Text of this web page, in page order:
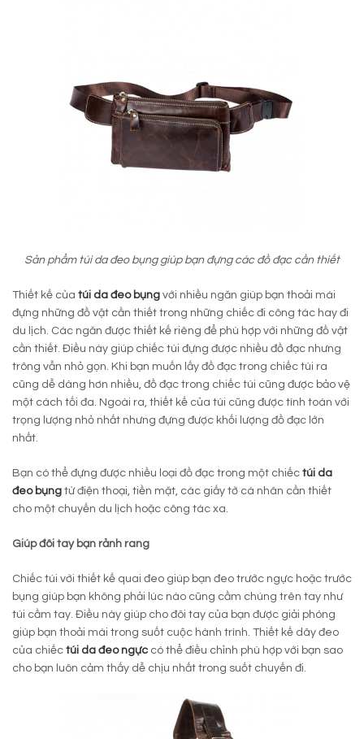
Sản phẩm túi da đeo bụng giúp bạn đựng các đồ đạc cần thiết
Thiết kế của túi da đeo bụng với nhiều ngăn giúp bạn thoải mái
đựng những đồ vật cần thiết trong những chiếc đi công tác hay đi
du lịch. Các ngăn được thiết kế riêng để phù hợp với những đồ vật
cần thiết. Điều này giúp chiếc túi đựng được nhiều đồ đạc nhưng
trông vẫn nhỏ gọn. Khi bạn muốn lấy đồ đạc trong chiếc túi ra
cũng dễ dàng hơn nhiều, đồ đạc trong chiếc túi cũng được bảo vệ
một cách tối đa. Ngoài ra, thiết kế của túi cũng được tính toán với
trọng lượng nhỏ nhất nhưng đựng được khối lượng đồ đạc lớn
nhất.
Bạn có thể đựng được nhiều loại đồ đạc trong một chiếc túi da
đeo bụng từ điện thoại, tiền mặt, các giấy tờ cá nhân cần thiết
cho một chuyến du lịch hoặc công tác xa.
Giúp đôi tay bạn rảnh rang
Chiếc túi với thiết kế quai đeo giúp bạn đeo trước ngực hoặc trước
bụng giúp bạn không phải lúc nào cũng cầm chúng trên tay như
túi cầm tay. Điều này giúp cho đôi tay của bạn được giải phóng
giúp bạn thoải mái trong suốt cuộc hành trình. Thiết kế dây đeo
của chiếc túi da đeo ngực có thể điều chỉnh phù hợp với bạn sao
cho bạn luôn cảm thấy dễ chịu nhất trong suốt chuyến đi.